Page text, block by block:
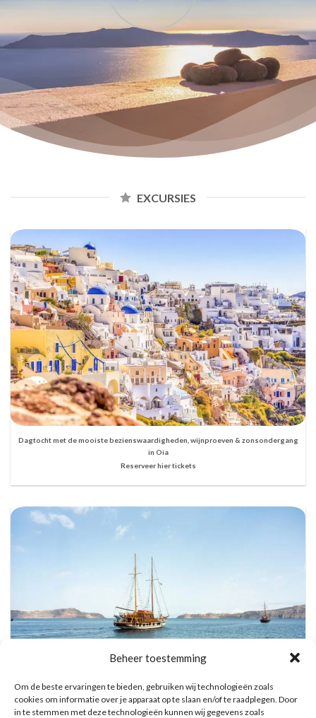
Beheer toestemming
Om de beste ervaringen te bieden, gebruiken wij technologieën zoals
cookies om informatie over je apparaat op te slaan en/of te raadplegen. Door
in te stemmen met deze technologieën kunnen wij gegevens zoals
EXCURSIES
Dagtocht met de mooiste bezienswaardigheden, wijnproeven & zonsondergang
in Oia
Reserveer hier tickets